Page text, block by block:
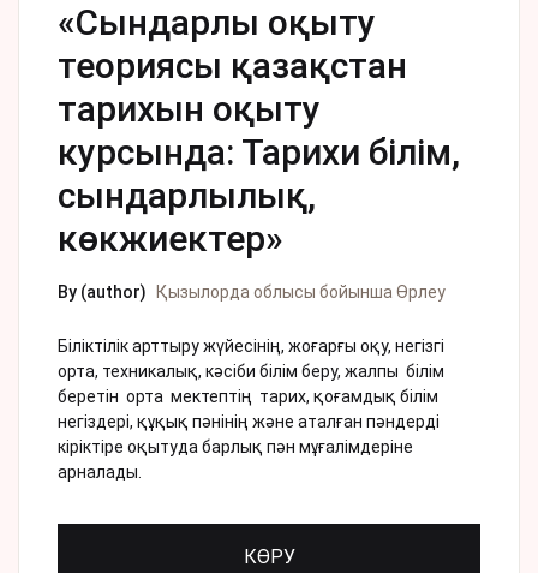
«Сындарлы оқыту
теориясы қазақстан
тарихын оқыту
курсында: Тарихи білім,
сындарлылық,
көкжиектер»
By (author) Қызылорда облысы бойынша Өрлеу
Біліктілік арттыру жүйесінің, жоғарғы оқу, негізгі
орта, техникалық, кәсіби білім беру, жалпы білім
беретін орта мектептің тарих, қоғамдық білім
негіздері, құқық пәнінің және аталған пәндерді
кіріктіре оқытуда барлық пән мұғалімдеріне
арналады.
КӨРУ